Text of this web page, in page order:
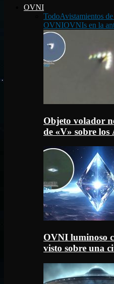
OVNI
TodoAvistamientos
OVNIOVNIs en la
Objeto volador
de «V» sobre los
OVNI luminoso
visto sobre una